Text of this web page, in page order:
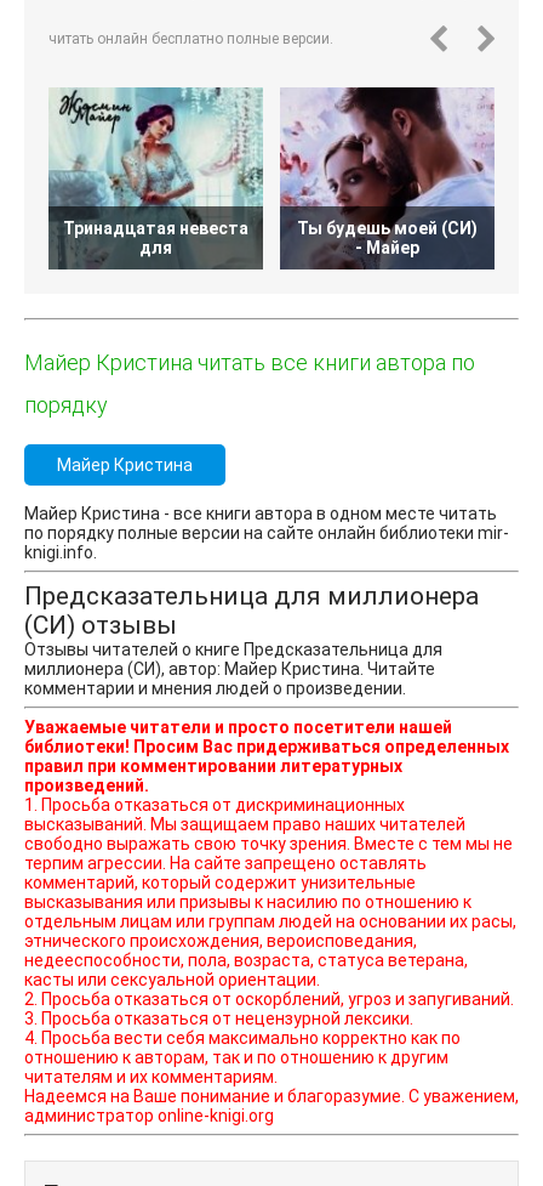
читать онлайн бесплатно полные версии.
Тринадцатая невеста
для
Ты будешь моей (СИ)
- Майер
Майер Кристина читать все книги автора по
порядку
Майер Кристина
Майер Кристина - все книги автора в одном месте читать
по порядку полные версии на сайте онлайн библиотеки mir-
knigi.info.
Предсказательница для миллионера
(СИ) отзывы
Отзывы читателей о книге Предсказательница для
миллионера (СИ), автор: Майер Кристина. Читайте
комментарии и мнения людей о произведении.
Уважаемые читатели и просто посетители нашей
библиотеки! Просим Вас придерживаться определенных
правил при комментировании литературных
произведений.
1. Просьба отказаться от дискриминационных
высказываний. Мы защищаем право наших читателей
свободно выражать свою точку зрения. Вместе с тем мы не
терпим агрессии. На сайте запрещено оставлять
комментарий, который содержит унизительные
высказывания или призывы к насилию по отношению к
отдельным лицам или группам людей на основании их расы,
этнического происхождения, вероисповедания,
недееспособности, пола, возраста, статуса ветерана,
касты или сексуальной ориентации.
2. Просьба отказаться от оскорблений, угроз и запугиваний.
3. Просьба отказаться от нецензурной лексики.
4. Просьба вести себя максимально корректно как по
отношению к авторам, так и по отношению к другим
читателям и их комментариям.
Надеемся на Ваше понимание и благоразумие. С уважением,
администратор online-knigi.org